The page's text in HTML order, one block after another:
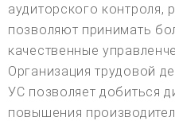
аудиторского контроля,
позволяют принимать
качественные
Организация трудовой
УС позволяет добиться
повышения